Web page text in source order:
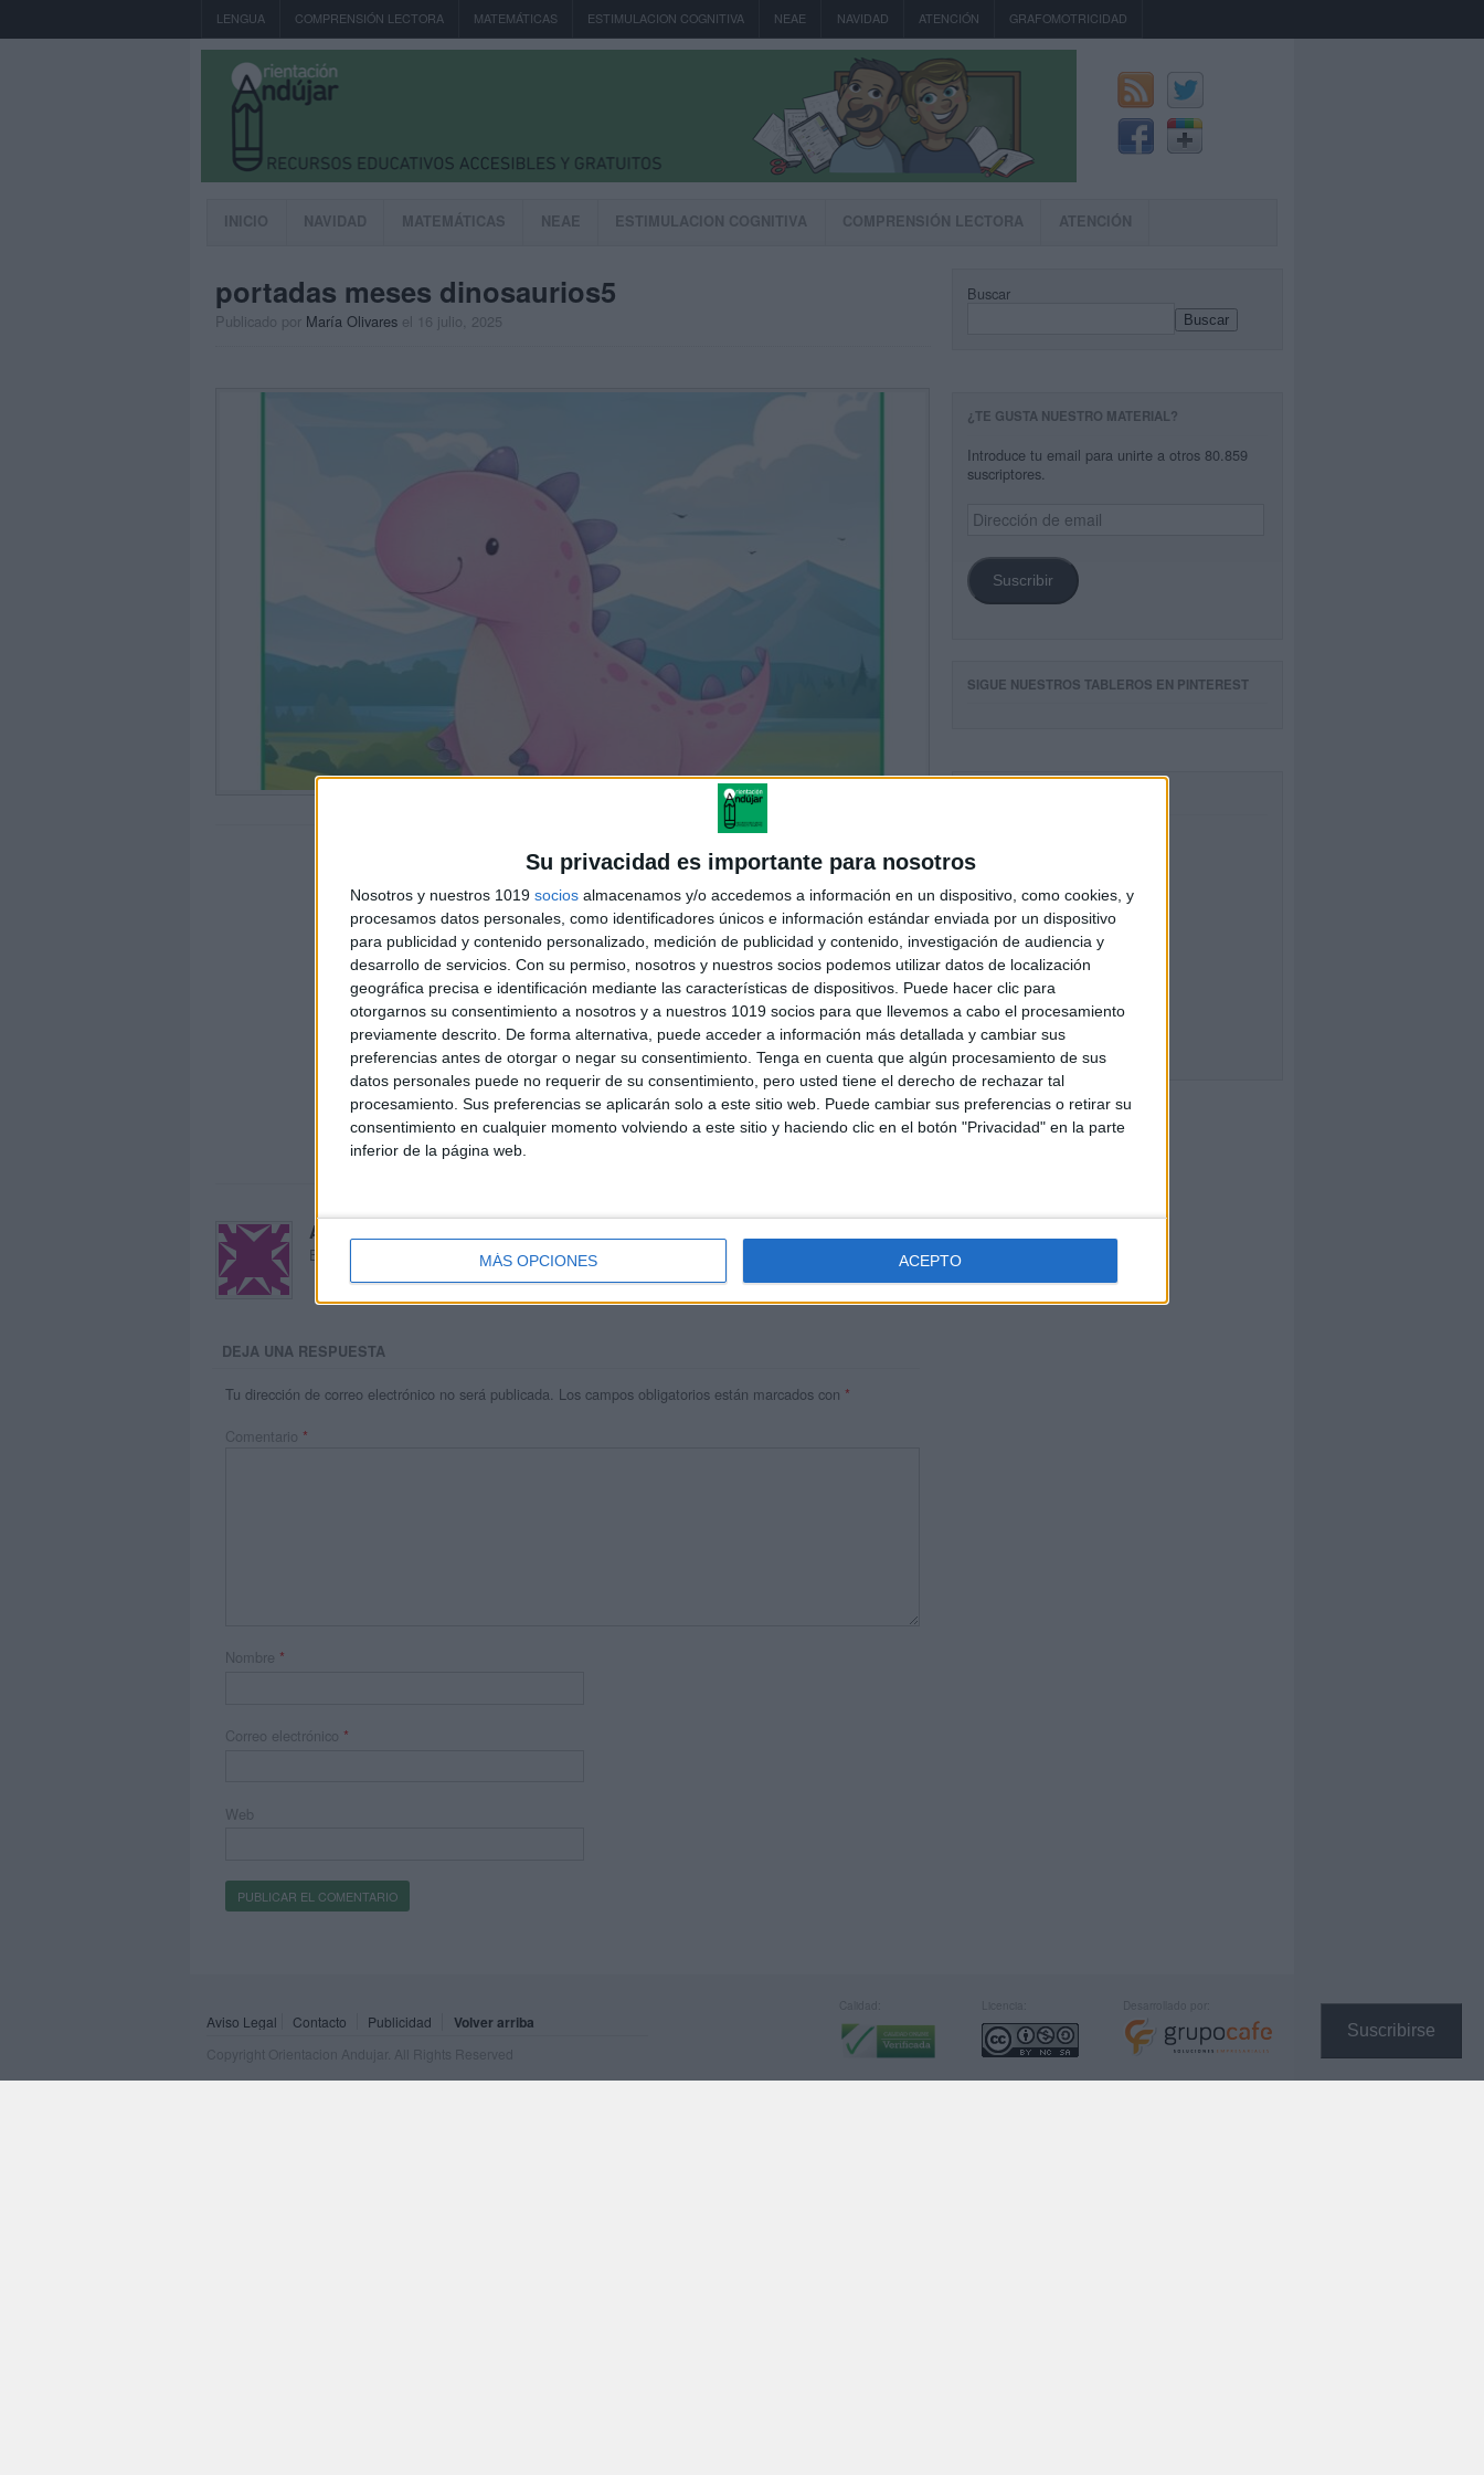
Su privacidad es importante para nosotros
Nosotros y nuestros 1019 socios almacenamos y/o accedemos a información en un dispositivo, como cookies, y
procesamos datos personales, como identificadores únicos e información estándar enviada por un dispositivo
para publicidad y contenido personalizado, medición de publicidad y contenido, investigación de audiencia y
desarrollo de servicios. Con su permiso, nosotros y nuestros socios podemos utilizar datos de localización
geográfica precisa e identificación mediante las características de dispositivos. Puede hacer clic para
otorgarnos su consentimiento a nosotros y a nuestros 1019 socios para que llevemos a cabo el procesamiento
previamente descrito. De forma alternativa, puede acceder a información más detallada y cambiar sus
preferencias antes de otorgar o negar su consentimiento. Tenga en cuenta que algún procesamiento de sus
datos personales puede no requerir de su consentimiento, pero usted tiene el derecho de rechazar tal
procesamiento. Sus preferencias se aplicarán solo a este sitio web. Puede cambiar sus preferencias o retirar su
consentimiento en cualquier momento volviendo a este sitio y haciendo clic en el botón "Privacidad" en la parte
inferior de la página web.
MÁS OPCIONES ACEPTO
Suscribirse
LENGUA COMPRENSIÓN LECTORA MATEMÁTICAS ESTIMULACION COGNITIVA NEAE NAVIDAD ATENCIÓN GRAFOMOTRICIDAD
INICIO NAVIDAD MATEMÁTICAS NEAE ESTIMULACION COGNITIVA COMPRENSIÓN LECTORA ATENCIÓN
portadas meses dinosaurios5
Publicado por María Olivares el 16 julio, 2025
Acerca de María Olivares
El autor no ha proporcionado ninguna información.
DEJA UNA RESPUESTA
Tu dirección de correo electrónico no será publicada. Los campos obligatorios están marcados con *
Comentario *
Nombre *
Correo electrónico *
Web
Buscar
Buscar
¿TE GUSTA NUESTRO MATERIAL?
Introduce tu email para unirte a otros 80.859
suscriptores.
Dirección
de
Suscribir
SIGUE NUESTROS TABLEROS EN PINTEREST
Aviso Legal Contacto Publicidad Volver arriba